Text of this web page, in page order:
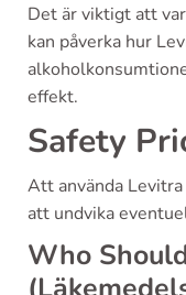
Det är viktigt att
kan påverka hur
effekt.
Safety
Att använda
att undvika
Who